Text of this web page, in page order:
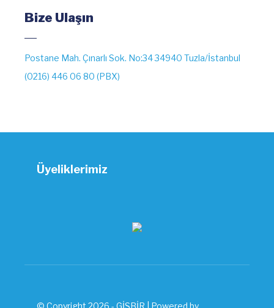
Bize Ulaşın
Postane Mah. Çınarlı Sok. No:34 34940 Tuzla/İstanbul
(0216) 446 06 80 (PBX)
Üyeliklerimiz
© Copyright 2026 - GİSBİR | Powered by